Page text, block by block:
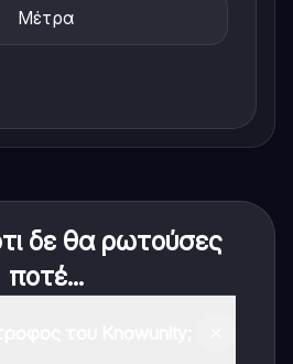
Μέτρα
δε θα ρωτούσες
ποτέ...